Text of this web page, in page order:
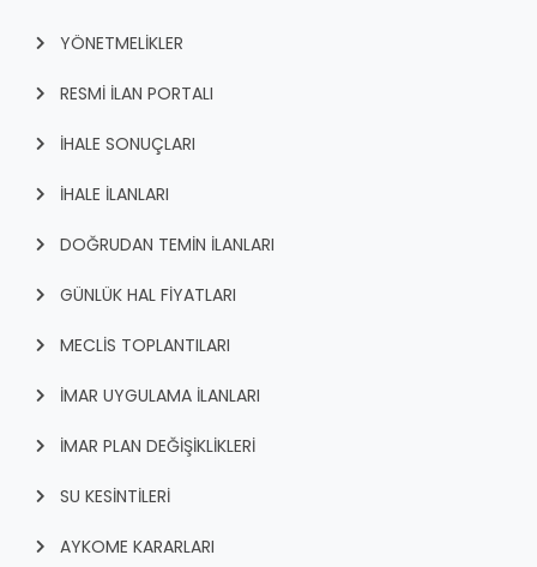
YÖNETMELİKLER
RESMİ İLAN PORTALI
İHALE SONUÇLARI
İHALE İLANLARI
DOĞRUDAN TEMİN İLANLARI
GÜNLÜK HAL FİYATLARI
MECLİS TOPLANTILARI
İMAR UYGULAMA İLANLARI
İMAR PLAN DEĞİŞİKLİKLERİ
SU KESİNTİLERİ
AYKOME KARARLARI